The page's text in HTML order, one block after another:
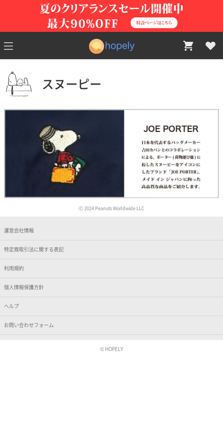
スヌーピー
Ⓒ 2024 Peanuts Worldwide LLC
運営会社情報
特定商取引法に関する表記
利用規約
個人情報保護方針
ヘルプ
お問い合わせフォーム
© HOPELY